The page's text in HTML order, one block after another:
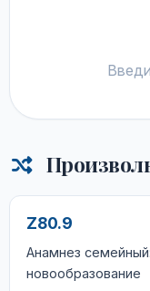
Z80.9
Анамнез
новообразование